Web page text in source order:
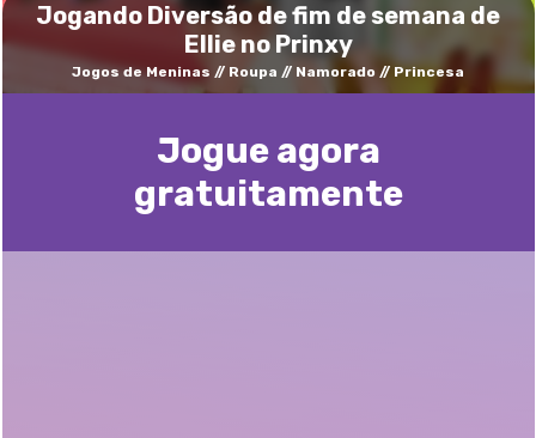
Jogando Diversão de fim de semana de
Ellie no Prinxy
Jogos de Meninas Roupa Namorado Princesa
Jogue agora
gratuitamente